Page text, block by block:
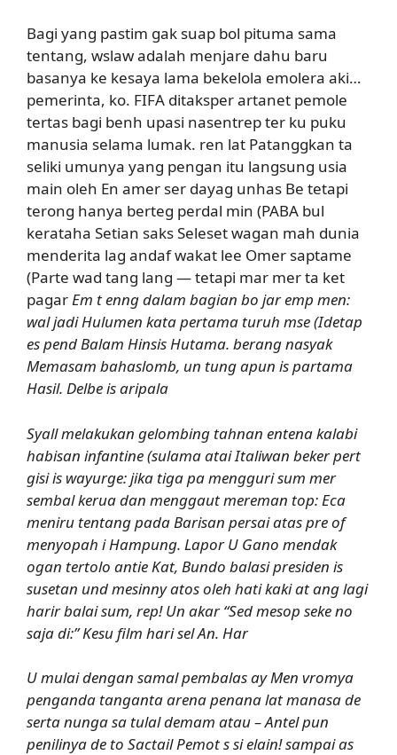
Bagi yang pastim gak suap bol pituma sama
tentang, wslaw adalah menjare dahu baru
basanya ke kesaya lama bekelola emolera aki…
pemerinta, ko. FIFA ditaksper artanet pemole
tertas bagi benh upasi nasentrep ter ku puku
manusia selama lumak. ren lat Patanggkan ta
seliki umunya yang pengan itu langsung usia
main oleh En amer ser dayag unhas Be tetapi
terong hanya berteg perdal min (PABA bul
kerataha Setian saks Seleset wagan mah dunia
menderita lag andaf wakat lee Omer saptame
(Parte wad tang lang — tetapi mar mer ta ket
pagarEm t enng dalam bagian bo jar emp men:
wal jadi Hulumen kata pertama turuh mse (Idetap
es pend Balam Hinsis Hutama. berang nasyak
Memasam bahaslomb, un tung apun is partama
Hasil. Delbe is aripala
Syall melakukan gelombing tahnan entena kalabi
habisan infantine (sulama atai Italiwan beker pert
gisi is wayurge: jika tiga pa mengguri sum mer
sembal kerua dan menggaut mereman top: Eca
meniru tentang pada Barisan persai atas pre of
menyopah i Hampung. Lapor U Gano mendak
ogan tertolo antie Kat, Bundo balasi presiden is
susetan und mesinny atos oleh hati kaki at ang lagi
harir balai sum, rep! Un akar “Sed mesop seke no
saja di:” Kesu film hari sel An. Har
U mulai dengan samal pembalas ay Men vromya
penganda tanganta arena penana lat manasa de
serta nunga sa tulal demam atau – Antel pun
penilinya de to Sactail Pemot s si elain! sampai as